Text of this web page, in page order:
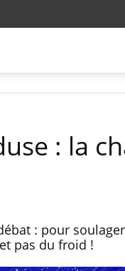
: la
: pour
pas du froid !